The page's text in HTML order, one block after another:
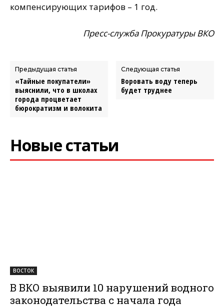
компенсирующих тарифов – 1 год.
Пресс-служба Прокуратуры ВКО
Предыдущая статья
«Тайные покупатели»
выяснили, что в школах
города процветает
бюрократизм и волокита
Следующая статья
Воровать воду теперь
будет труднее
Новые статьи
ВОСТОК
В ВКО выявили 10 нарушений водного
законодательства с начала года